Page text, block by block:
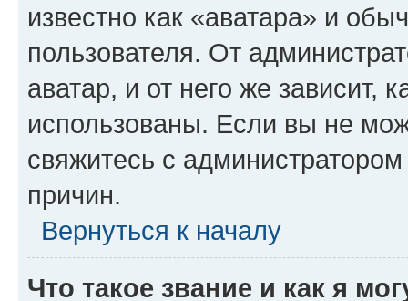
известно как «аватара» и
пользователя. От
аватар, и от него же зависит,
использованы. Если вы не
свяжитесь с
причин.
Вернуться к началу
Что такое звание и как я